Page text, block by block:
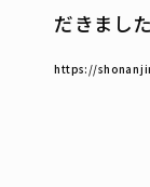
だきました
https://